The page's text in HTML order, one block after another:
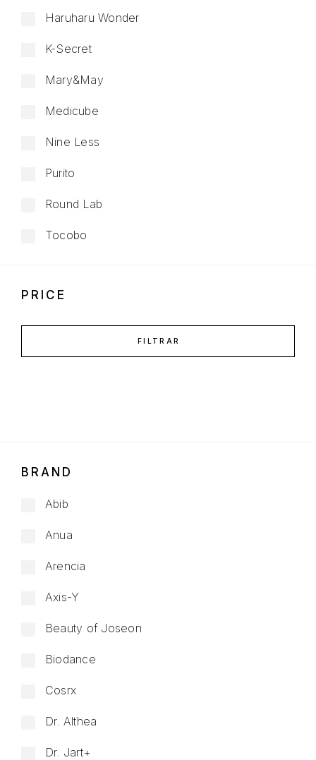
Haruharu Wonder
K-Secret
Mary&May
Medicube
Nine Less
Purito
Round Lab
Tocobo
PRICE
FILTRAR
BRAND
Abib
Anua
Arencia
Axis-Y
Beauty of Joseon
Biodance
Cosrx
Dr. Althea
Dr. Jart+